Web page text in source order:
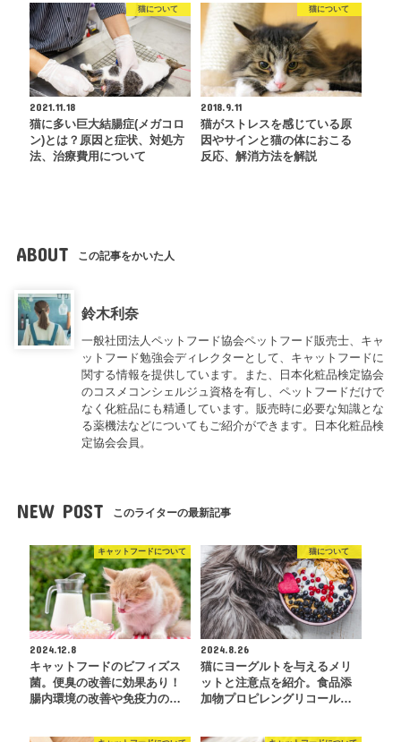
猫について
2021.11.18
猫に多い巨大結腸症(メガコロ
ン)とは？原因と症状、対処方
法、治療費用について
猫について
2018.9.11
猫がストレスを感じている原
因やサインと猫の体におこる
反応、解消方法を解説
ABOUT この記事をかいた人
鈴木利奈
一般社団法人ペットフード協会ペットフード販売士、キャ
ットフード勉強会ディレクターとして、キャットフードに
関する情報を提供しています。また、日本化粧品検定協会
のコスメコンシェルジュ資格を有し、ペットフードだけで
なく化粧品にも精通しています。販売時に必要な知識とな
る薬機法などについてもご紹介ができます。日本化粧品検
定協会会員。
NEW POST このライターの最新記事
キャットフードについて
2024.12.8
キャットフードのビフィズス
菌。便臭の改善に効果あり！
腸内環境の改善や免疫力の…
猫について
2024.8.26
猫にヨーグルトを与えるメリ
ットと注意点を紹介。食品添
加物プロピレングリコール…